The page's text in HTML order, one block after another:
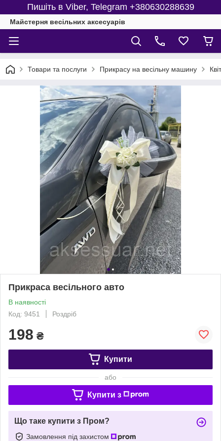
Пишіть в Viber, Telegram +380630288639
Майстерня веcільних аксесуарів
Товари та послуги Прикрасу на весільну машину
Прикраса весільного авто
В наявності
Код: 9451
Роздріб
198 ₴
Купити
або
Купити з
Що таке купити з Пром?
Замовлення під захистом